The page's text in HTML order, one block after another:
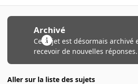
Archivé
Ce sujet est désormais archivé
recevoir de nouvelles réponses.
Aller sur la liste des sujets